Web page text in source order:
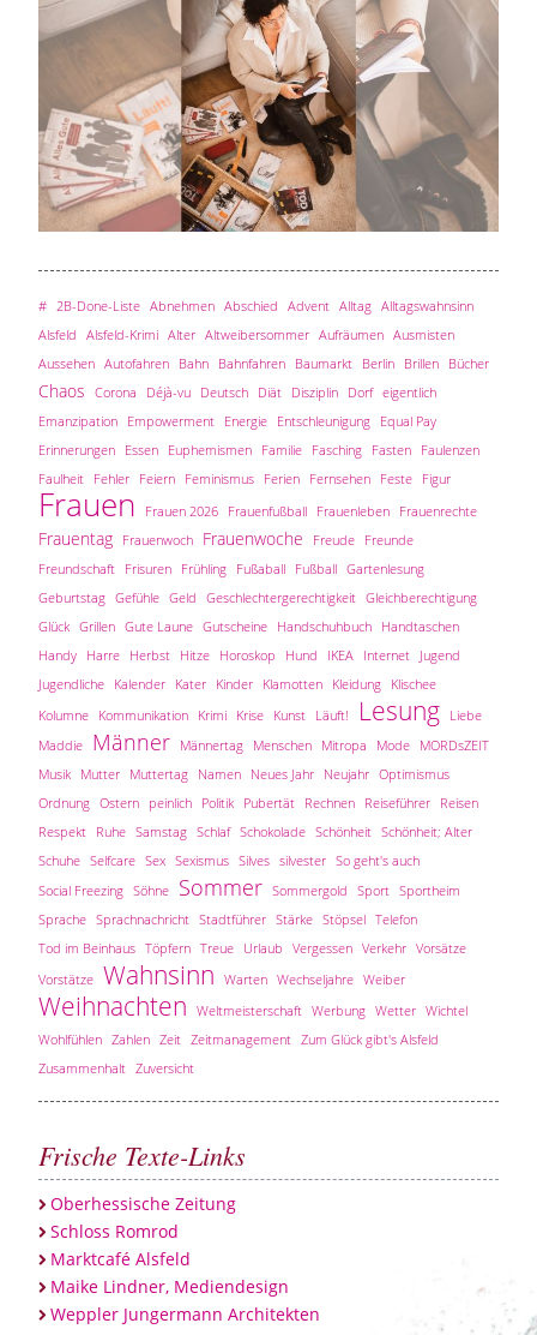
# 2B-Done-Liste Abnehmen Abschied Advent Alltag Alltagswahnsinn
Alsfeld Alsfeld-Krimi Alter Altweibersommer Aufräumen Ausmisten
Aussehen Autofahren Bahn Bahnfahren Baumarkt Berlin Brillen Bücher
Chaos Corona Déjà-vu Deutsch Diät Disziplin Dorf eigentlich
Emanzipation Empowerment Energie Entschleunigung Equal Pay
Erinnerungen Essen Euphemismen Familie Fasching Fasten Faulenzen
Faulheit Fehler Feiern Feminismus Ferien Fernsehen Feste Figur
Frauen Frauen 2026 Frauenfußball Frauenleben Frauenrechte
Frauentag Frauenwoch Frauenwoche Freude Freunde
Freundschaft Frisuren Frühling Fußaball Fußball Gartenlesung
Geburtstag Gefühle Geld Geschlechtergerechtigkeit Gleichberechtigung
Glück Grillen Gute Laune Gutscheine Handschuhbuch Handtaschen
Handy Harre Herbst Hitze Horoskop Hund IKEA Internet Jugend
Jugendliche Kalender Kater Kinder Klamotten Kleidung Klischee
Kolumne Kommunikation Krimi Krise Kunst Läuft! Lesung Liebe
Maddie Männer Männertag Menschen Mitropa Mode MORDsZEIT
Musik Mutter Muttertag Namen Neues Jahr Neujahr Optimismus
Ordnung Ostern peinlich Politik Pubertät Rechnen Reiseführer Reisen
Respekt Ruhe Samstag Schlaf Schokolade Schönheit Schönheit; Alter
Schuhe Selfcare Sex Sexismus Silves silvester So geht's auch
Social Freezing Söhne Sommer Sommergold Sport Sportheim
Sprache Sprachnachricht Stadtführer Stärke Stöpsel Telefon
Tod im Beinhaus Töpfern Treue Urlaub Vergessen Verkehr Vorsätze
Vorstätze Wahnsinn Warten Wechseljahre Weiber
Weihnachten Weltmeisterschaft Werbung Wetter Wichtel
Wohlfühlen Zahlen Zeit Zeitmanagement Zum Glück gibt's Alsfeld
Zusammenhalt Zuversicht
Frische Texte-Links
Oberhessische Zeitung
Schloss Romrod
Marktcafé Alsfeld
Maike Lindner, Mediendesign
Weppler Jungermann Architekten